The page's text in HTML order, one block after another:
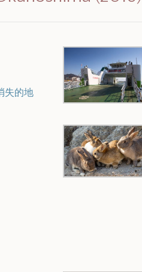
失的地